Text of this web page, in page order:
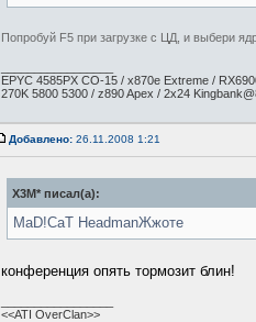
Попробуй F5 при загрузке с ЦД, и выбери
EPYC 4585PX CO-15 / x870e Extreme /
270K 5800 5300 / z890 Apex / 2x24
Добавлено: 26.11.2008 1:21
X3M* писал(а):
MaD!CaT HeadmanЖжоте
конференция опять тормозит блин!
<<ATI OverClan>>